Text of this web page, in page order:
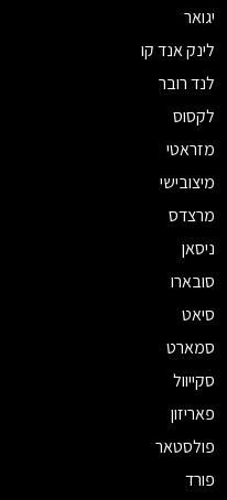
יגואר
לינק אנד קו
לנד רובר
לקסוס
מזראטי
מיצובישי
מרצדס
ניסאן
סובארו
סיאט
סמארט
סקייוול
פאריזון
פולסטאר
פורד